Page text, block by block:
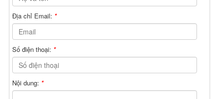
Địa chỉ Email: *
Số điện thoại: *
Nội dung: *